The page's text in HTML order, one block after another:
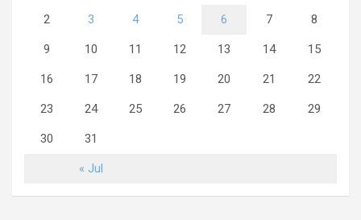
« Jul
2 3 4 5 6 7 8
9 10 11 12 13 14 15
16 17 18 19 20 21 22
23 24 25 26 27 28 29
30 31